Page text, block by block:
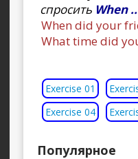
спросить When
When did your
What time did
Exercise 01
Exercise 04
Популярное